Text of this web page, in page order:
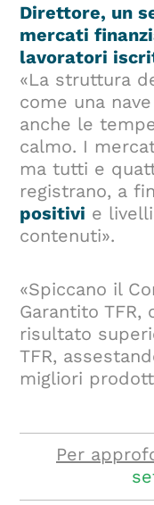
Direttore, un
mercati
lavoratori
«La struttura
come una
anche le
calmo. I
ma tutti e
registrano, a
positivi e
contenuti».
«Spiccano il
Garantito TFR,
risultato
TFR,
migliori
Per